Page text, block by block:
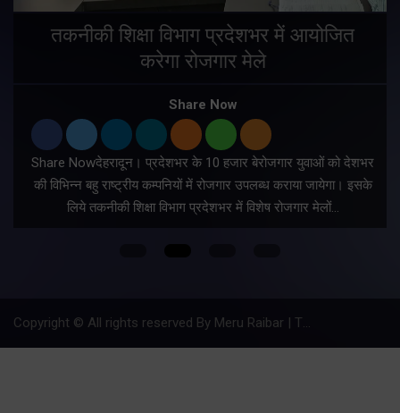
तकनीकी शिक्षा विभाग प्रदेशभर में आयोजित
करेगा रोजगार मेले
Share Now
Share Nowदेहरादून। प्रदेशभर के 10 हजार बेरोजगार युवाओं को देशभर
की विभिन्न बहु राष्ट्रीय कम्पनियों में रोजगार उपलब्ध कराया जायेगा। इसके
लिये तकनीकी शिक्षा विभाग प्रदेशभर में विशेष रोजगार मेलों…
Copyright © All rights reserved By Meru Raibar | Theme by